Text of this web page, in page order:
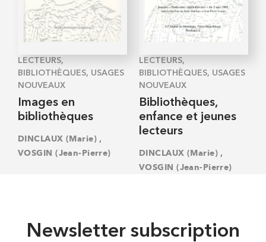
LECTEURS,
BIBLIOTHÈQUES, USAGES
NOUVEAUX
Images en
bibliothèques
DINCLAUX (Marie) ,
VOSGIN (Jean-Pierre)
LECTEURS,
BIBLIOTHÈQUES, USAGES
NOUVEAUX
Bibliothèques,
enfance et jeunes
lecteurs
DINCLAUX (Marie) ,
VOSGIN (Jean-Pierre)
Newsletter subscription